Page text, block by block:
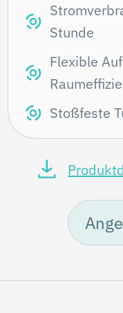
Stunde
Flexible
Stoßfeste